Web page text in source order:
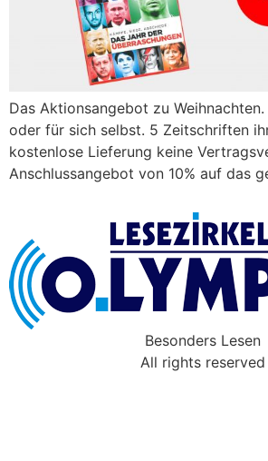
Das Aktionsangebot zu
oder für sich selbst. 5 Zeitschriften
kostenlose Lieferung keine
Anschlussangebot von 10% auf das
Besonders Lesen
All rights reserved